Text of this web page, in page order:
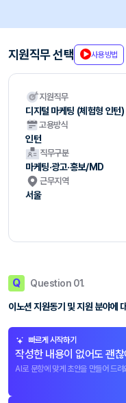
지원직무 선택 사용방법
지원직무
디지털 마케팅 (체험형 인턴)
고용방식
인턴
직무구분
마케팅·광고·홍보/MD
근무지역
서울
Q Question 01.
이노션 지원동기 및 지원 분야에
빠르게 시작하기
작성한 내용이 없어도 괜
AI로 문항에 맞게 초안을 만들어 드려